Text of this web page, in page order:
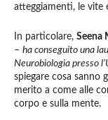
atteggiamenti, le vite
In particolare, Seena
– ha conseguito una
Neurobiologia presso
spiegare cosa sanno
merito a come alle
corpo e sulla mente.